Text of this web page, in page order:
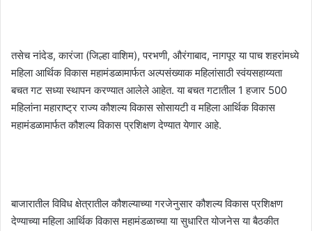
तसेच नांदेड, कारंजा (जिल्हा वाशिम), परभणी, औरंगाबाद, नागपूर या पाच शहरांमध्ये
महिला आर्थिक विकास महामंडळामार्फत अल्पसंख्याक महिलांसाठी स्वंयसहाय्यता
बचत गट सध्या स्थापन करण्यात आलेले आहेत. या बचत गटातील 1 हजार 500
महिलांना महाराष्ट्र राज्य कौशल्य विकास सोसायटी व महिला आर्थिक विकास
महामंडळामार्फत कौशल्य विकास प्रशिक्षण देण्यात येणार आहे.
बाजारातील विविध क्षेत्रातील कौशल्याच्या गरजेनुसार कौशल्य विकास प्रशिक्षण
देण्याच्या महिला आर्थिक विकास महामंडळाच्या या सुधारित योजनेस या बैठकीत